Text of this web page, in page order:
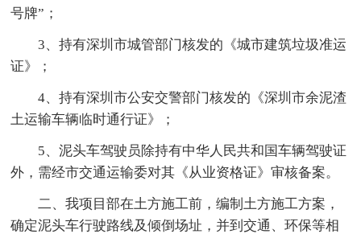
号牌”；
3、持有深圳市城管部门核发的《城市建筑垃圾准运
证》；
4、持有深圳市公安交警部门核发的《深圳市余泥渣
土运输车辆临时通行证》；
5、泥头车驾驶员除持有中华人民共和国车辆驾驶证
外，需经市交通运输委对其《从业资格证》审核备案。
二、我项目部在土方施工前，编制土方施工方案，
确定泥头车行驶路线及倾倒场址，并到交通、环保等相